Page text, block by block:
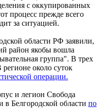
с оккупированных
процесс прежде всего
за ситуацией.
области РФ заявили,
район якобы вошла
группа". В трех
около суток
операции.
и легион Свобода
в Белгородской области по